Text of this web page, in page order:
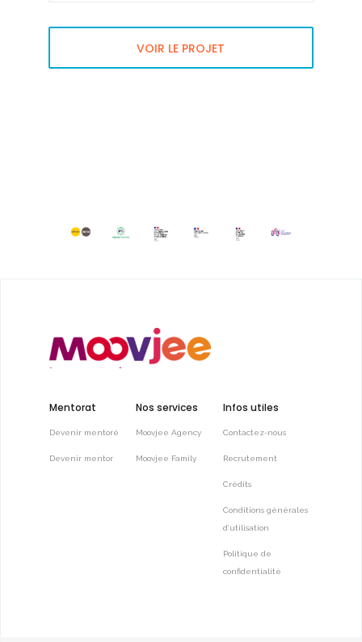
VOIR LE PROJET
Mentorat
Devenir mentoré
Devenir mentor
Nos services
Moovjee Agency
Moovjee Family
Infos utiles
Contactez-nous
Recrutement
Crédits
Conditions générales
d’utilisation
Politique de
confidentialité